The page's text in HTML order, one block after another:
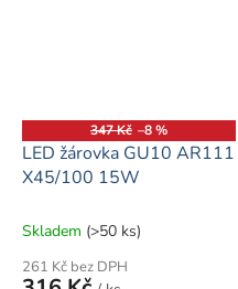
347 Kč –8 %
LED žárovka GU10 AR111
X45/100 15W
Skladem (>50 ks)
261 Kč bez DPH